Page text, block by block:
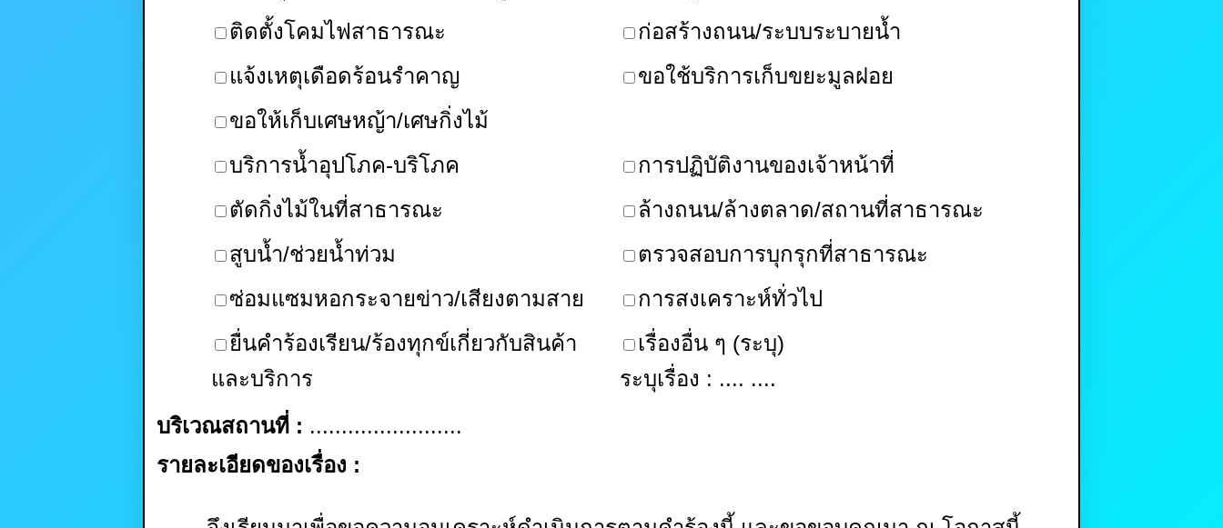
ติดตั้งโคมไฟสาธารณะ
ก่อสร้างถนน/ระบบระบายน้ำ
แจ้งเหตุเดือดร้อนรำคาญ
ขอใช้บริการเก็บขยะมูลฝอย
ขอให้เก็บเศษหญ้า/เศษกิ่งไม้
บริการน้ำอุปโภค-บริโภค
การปฏิบัติงานของเจ้าหน้าที่
ตัดกิ่งไม้ในที่สาธารณะ
ล้างถนน/ล้างตลาด/สถานที่สาธารณะ
สูบน้ำ/ช่วยน้ำท่วม
ตรวจสอบการบุกรุกที่สาธารณะ
ซ่อมแซมหอกระจายข่าว/เสียงตามสาย
การสงเคราะห์ทั่วไป
ยื่นคำร้องเรียน/ร้องทุกข์เกี่ยวกับสินค้า
และบริการ
เรื่องอื่น ๆ (ระบุ)
ระบุเรื่อง : .... ....
บริเวณสถานที่ : ........................
รายละเอียดของเรื่อง :